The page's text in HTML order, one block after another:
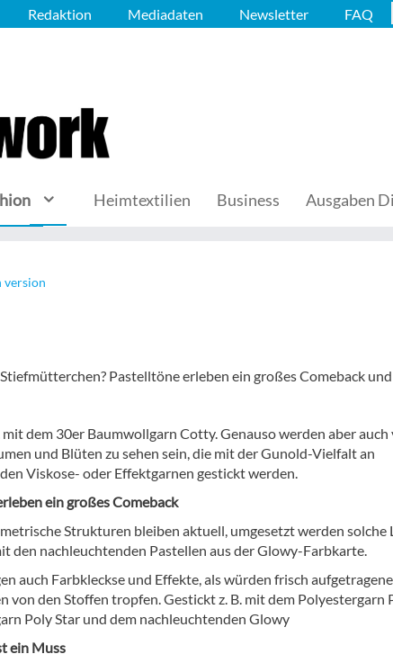
Redaktion Mediadaten Newsletter FAQ
Heimtextilien Business Ausgaben
version
Pastelltöne erleben ein großes Comeback
mit dem 30er Baumwollgarn Cotty. Genauso werden aber auch
und Blüten zu sehen sein, die mit der Gunold-Vielfalt an
Viskose- oder Effektgarnen gestickt werden.
ein großes Comeback
Strukturen bleiben aktuell, umgesetzt werden solche
den nachleuchtenden Pastellen aus der Glowy-Farbkarte.
auch Farbkleckse und Effekte, als würden frisch
von den Stoffen tropfen. Gestickt z. B. mit dem Polyestergarn
Poly Star und dem nachleuchtenden Glowy
ein Muss